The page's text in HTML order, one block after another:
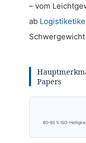
– vom
ab
Schwergewicht
Papers
80–95 % ISO-